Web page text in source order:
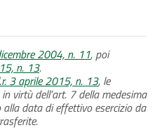
2004, n. 11, poi
n. 13.
3 aprile 2015, n. 13, le
virtù dell’art. 7 della medesima
data di effettivo esercizio da